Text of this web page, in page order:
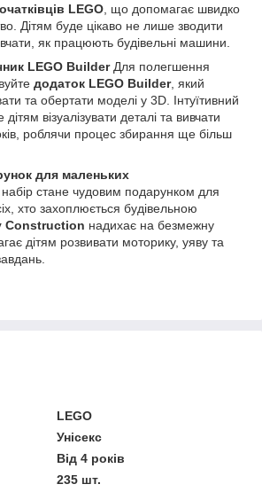
LEGO , що допомагає швидко
Дітям буде цікаво не лише зводити
як працюють будівельні машини.
LEGO BuilderДля полегшення
додаток LEGO Builder, який
та обертати моделі у 3D. Інтуїтивний
візуалізувати деталі та вивчати
роблячи процес збирання ще більш
для маленьких
стане чудовим подарунком для
хто захоплюється будівельною
Construction надихає на безмежну
дітям розвивати моторику, уяву та
LEGO
Унісекс
Від 4 років
235 шт.